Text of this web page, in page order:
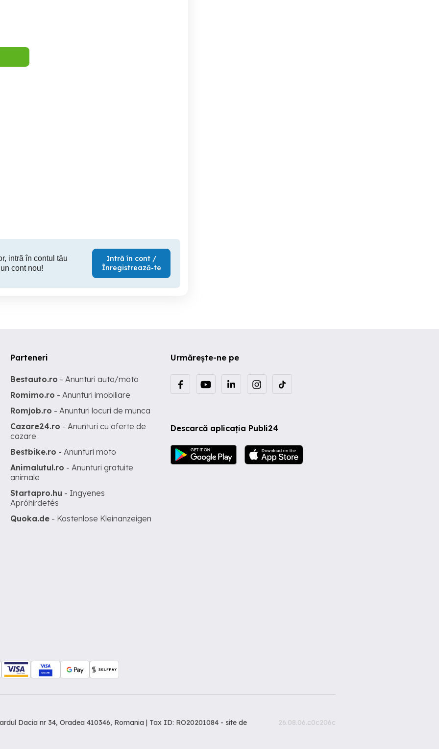
intră în contul tău
cont nou!
Intră în cont /
Înregistrează-te
Urmărește-ne pe
Descarcă aplicația Publi24
Parteneri
Bestauto.ro - Anunturi auto/moto
Romimo.ro - Anunturi imobiliare
Romjob.ro - Anunturi locuri de munca
Cazare24.ro - Anunturi cu oferte de
cazare
Bestbike.ro - Anunturi moto
Animalutul.ro - Anunturi gratuite
animale
Startapro.hu - Ingyenes
Apróhirdetés
Quoka.de - Kostenlose Kleinanzeigen
Dacia nr 34, Oradea 410346, Romania | Tax ID: RO20201084 - site de
26.08.06.c0c206c